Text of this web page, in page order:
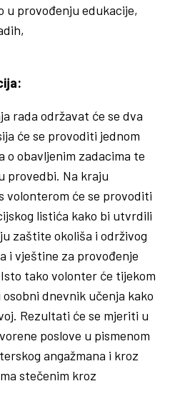
u provođenju edukacije,
rada održavat će se dva
će se provoditi jednom
o obavljenim zadacima te
provedbi. Na kraju
volonterom će se provoditi
listića kako bi utvrdili
zaštite okoliša i održivog
i vještine za provođenje
tako volonter će tijekom
dnevnik učenja kako
Rezultati će se mjeriti u
poslove u pismenom
angažmana i kroz
stečenim kroz